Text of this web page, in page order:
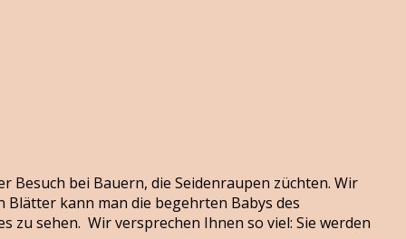
Besuch bei Bauern, die Seidenraupen züchten. Wir
kann man die begehrten Babys des
zu sehen. Wir versprechen Ihnen so viel: Sie werden